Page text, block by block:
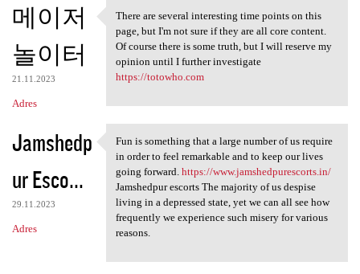
메이저
놀이터
21.11.2023
Adres
There are several interesting
There are several interesting time points on this
page, but I'm not sure if they are all core content.
Of course there is some truth, but I will reserve my
opinion until I further investigate
https://totowho.com
Jamshedp
ur Esco...
29.11.2023
Adres
Fun is something that a large
Fun is something that a large number of us require
in order to feel remarkable and to keep our lives
going forward. https://www.jamshedpurescorts.in/
Jamshedpur escorts The majority of us despise
living in a depressed state, yet we can all see how
frequently we experience such misery for various
reasons.